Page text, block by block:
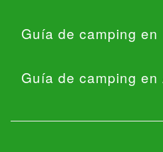
Guía de camping en
Guía de camping en